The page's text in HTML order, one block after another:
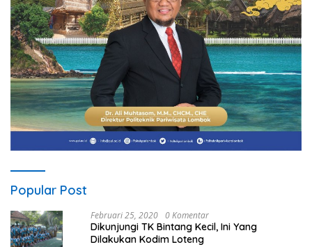
Popular Post
Februari 25, 2020 0 Komentar
Dikunjungi TK Bintang Kecil, Ini Yang
Dilakukan Kodim Loteng